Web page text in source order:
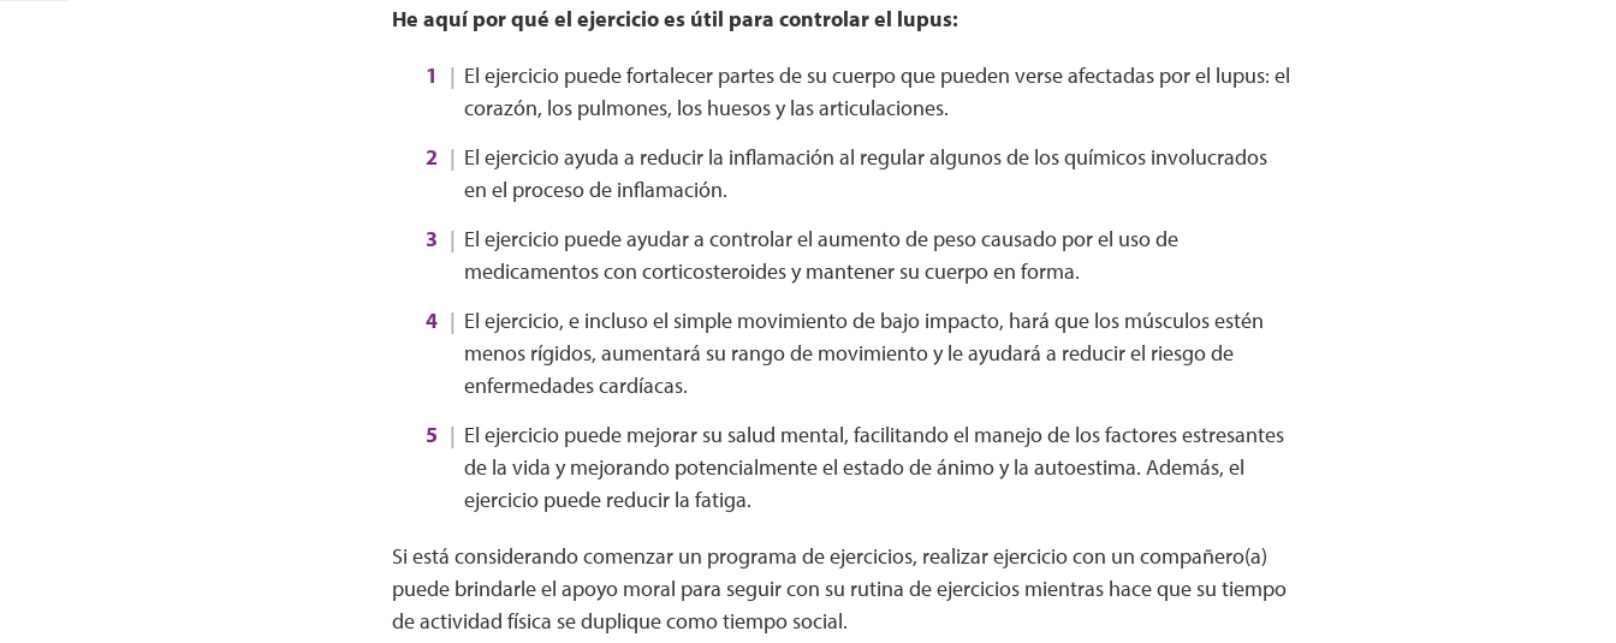
He aquí por qué el ejercicio es útil para controlar el lupus:
El ejercicio puede fortalecer partes de su cuerpo que pueden verse afectadas por el lupus: el
corazón, los pulmones, los huesos y las articulaciones.
El ejercicio ayuda a reducir la inflamación al regular algunos de los químicos involucrados
en el proceso de inflamación.
El ejercicio puede ayudar a controlar el aumento de peso causado por el uso de
medicamentos con corticosteroides y mantener su cuerpo en forma.
El ejercicio, e incluso el simple movimiento de bajo impacto, hará que los músculos estén
menos rígidos, aumentará su rango de movimiento y le ayudará a reducir el riesgo de
enfermedades cardíacas.
El ejercicio puede mejorar su salud mental, facilitando el manejo de los factores estresantes
de la vida y mejorando potencialmente el estado de ánimo y la autoestima. Además, el
ejercicio puede reducir la fatiga.
Si está considerando comenzar un programa de ejercicios, realizar ejercicio con un compañero(a)
puede brindarle el apoyo moral para seguir con su rutina de ejercicios mientras hace que su tiempo
de actividad física se duplique como tiempo social.